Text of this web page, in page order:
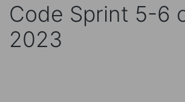
Code Sprint 5-6
2023